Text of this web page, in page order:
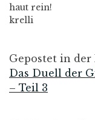
haut rein!
krelli
Gepostet in der
Beitrags-
Das Duell der
– Teil 3